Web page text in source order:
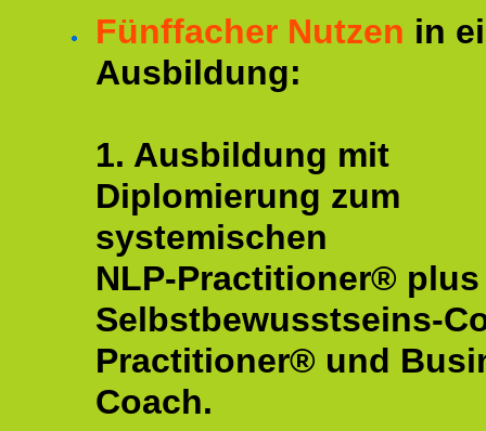
Fünffacher Nutzen in
Ausbildung:
1. Ausbildung mit
Diplomierung zum
systemischen
NLP-Practitioner® plus
Selbstbewusstseins-
Practitioner® und
Coach.